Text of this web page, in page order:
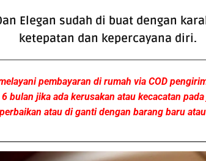
Elegan sudah di buat dengan
ketepatan dan kepercayana diri.
pembayaran di rumah via COD
bulan jika ada kerusakan atau kecacatan
atau di ganti dengan barang baru